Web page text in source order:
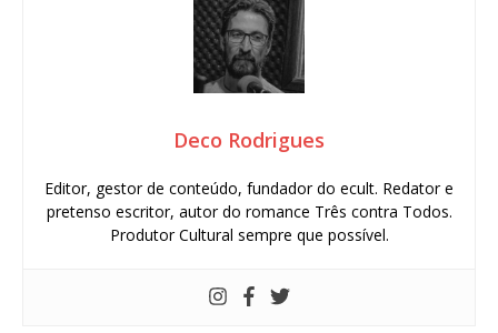
Deco Rodrigues
Editor, gestor de conteúdo, fundador do ecult. Redator e
pretenso escritor, autor do romance Três contra Todos.
Produtor Cultural sempre que possível.